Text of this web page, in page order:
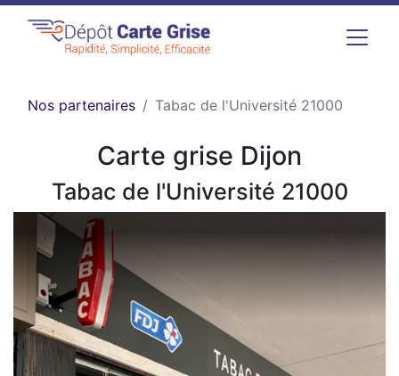
Nos partenaires Tabac de l'Université 21000
Carte grise Dijon
Tabac de l'Université 21000